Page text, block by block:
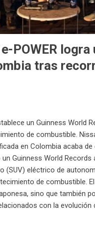
POWER
tras
un Guinness World
de combustible.
en Colombia acaba
un Guinness World
(SUV) eléctrico de
de combustible.
sino que también
con la evolución